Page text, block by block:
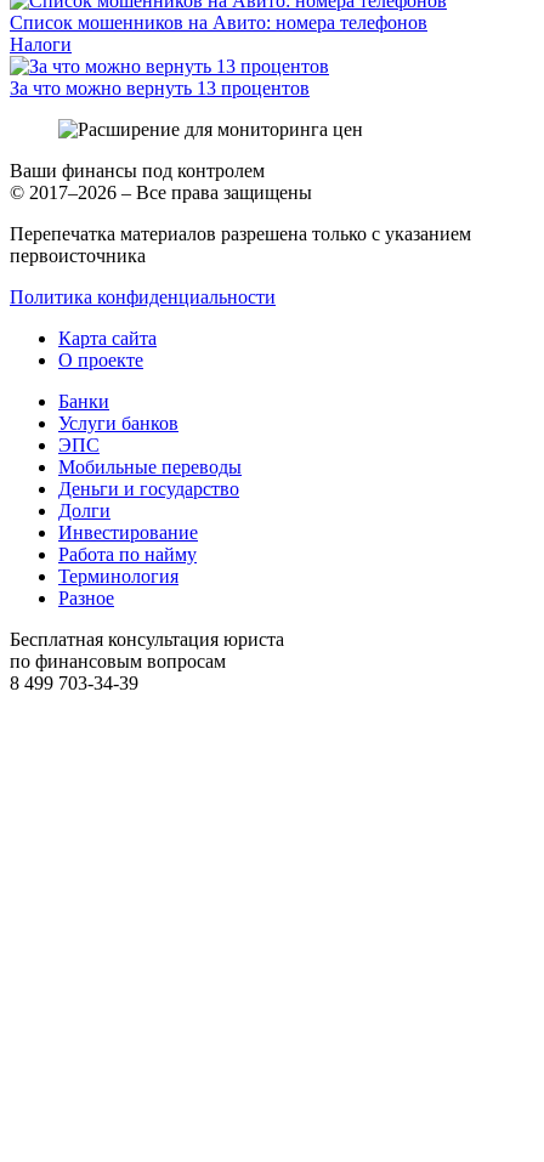
Список мошенников на Авито: номера телефонов
Налоги
За что можно вернуть 13 процентов
Ваши финансы под контролем
© 2017–2026 – Все права защищены
Перепечатка материалов разрешена только с указанием
первоисточника
Политика конфиденциальности
Карта сайта
О проекте
Банки
Услуги банков
ЭПС
Мобильные переводы
Деньги и государство
Долги
Инвестирование
Работа по найму
Терминология
Разное
Бесплатная консультация юриста
по финансовым вопросам
8 499 703-34-39